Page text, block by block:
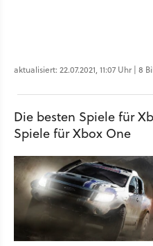
aktualisiert: 22.07.2021, 11:07 Uhr | 8
Die besten Spiele für
Spiele für Xbox One